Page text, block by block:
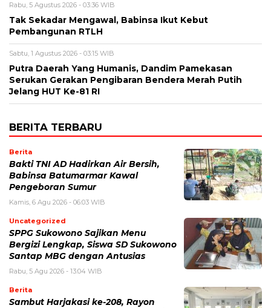
Rabu, 5 Agustus 2026 - 03:36 WIB
Tak Sekadar Mengawal, Babinsa Ikut Kebut
Pembangunan RTLH
Sabtu, 1 Agustus 2026 - 03:15 WIB
Putra Daerah Yang Humanis, Dandim Pamekasan
Serukan Gerakan Pengibaran Bendera Merah Putih
Jelang HUT Ke-81 RI
BERITA TERBARU
Berita
Bakti TNI AD Hadirkan Air Bersih,
Babinsa Batumarmar Kawal
Pengeboran Sumur
Kamis, 6 Agu 2026 - 06:03 WIB
Uncategorized
SPPG Sukowono Sajikan Menu
Bergizi Lengkap, Siswa SD Sukowono
Santap MBG dengan Antusias
Rabu, 5 Agu 2026 - 13:04 WIB
Berita
Sambut Harjakasi ke-208, Rayon